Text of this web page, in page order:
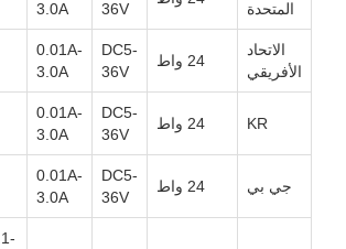
المتحدة
36V
3.0A
الاتحاد
الأفريقي
24 واط
DC5-
36V
0.01A-
3.0A
KR 24 واط
DC5-
36V
0.01A-
3.0A
جي بي 24 واط
DC5-
36V
0.01A-
3.0A